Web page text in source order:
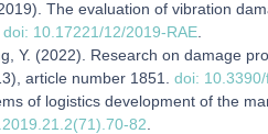
The evaluation of vibration
doi: 10.17221/12/2019-RAE
Y. (2022). Research on damage
article number 1851. doi: 10.3390/
of logistics development of the
82